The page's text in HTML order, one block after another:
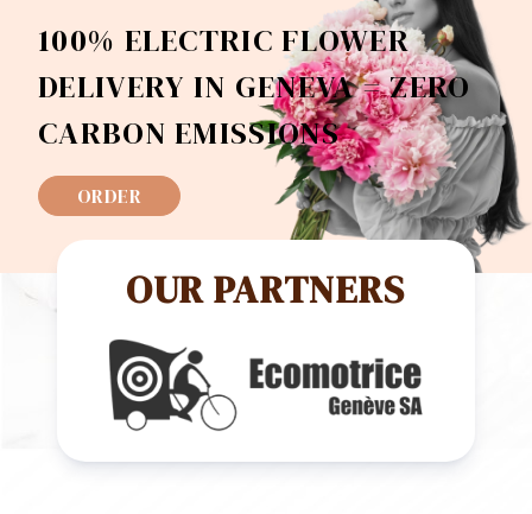
100% ELECTRIC FLOWER
DELIVERY IN GENEVA = ZERO
CARBON EMISSIONS
ORDER
OUR PARTNERS